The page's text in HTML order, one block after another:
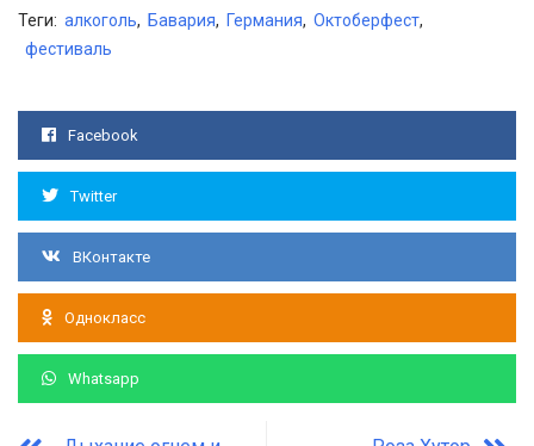
Теги: алкоголь, Бавария, Германия, Октоберфест,
фестиваль
Facebook
Twitter
ВКонтакте
Однокласс
Whatsapp